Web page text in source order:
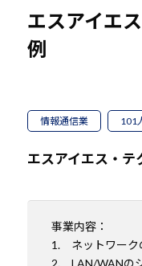
エスアイエ
例
情報通信業 101
エスアイエス・テ
事業内容：
1. ネットワーク
2. LAN/WANの